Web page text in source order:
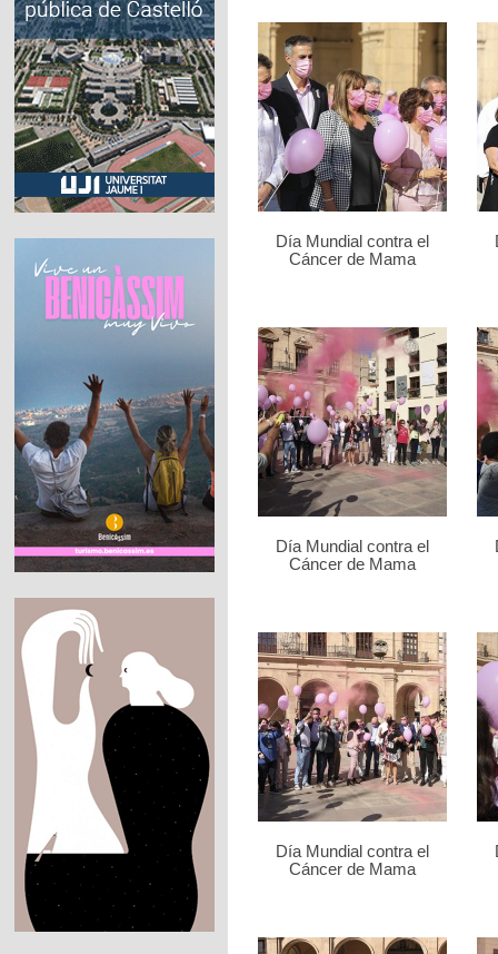
Día Mundial contra el
Cáncer de Mama
Día Mundial contra el
Cáncer de Mama
Día Mundial contra el
Cáncer de Mama